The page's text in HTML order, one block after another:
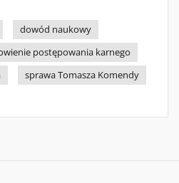
dowód naukowy
postępowania karnego
sprawa Tomasza Komendy